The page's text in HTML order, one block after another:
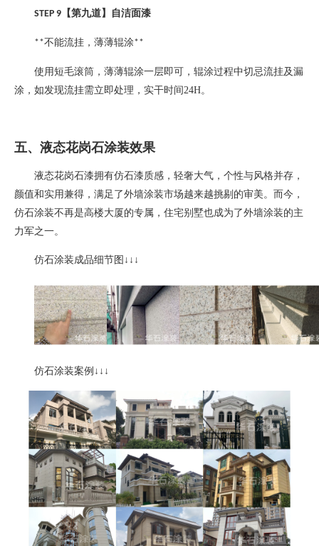
STEP 9 【第九道】自洁面漆
**不能流挂，薄薄辊涂**
使用短毛滚筒，薄薄辊涂一层即可，辊涂过程中切忌流挂及漏
涂，如发现流挂需立即处理，实干时间24H。
五、液态花岗石涂装效果
液态花岗石漆拥有仿石漆质感，轻奢大气，个性与风格并存，
颜值和实用兼得，满足了外墙涂装市场越来越挑剔的审美。而今，
仿石涂装不再是高楼大厦的专属，住宅别墅也成为了外墙涂装的主
力军之一。
仿石涂装成品细节图 ↓↓↓
仿石涂装案例 ↓↓↓